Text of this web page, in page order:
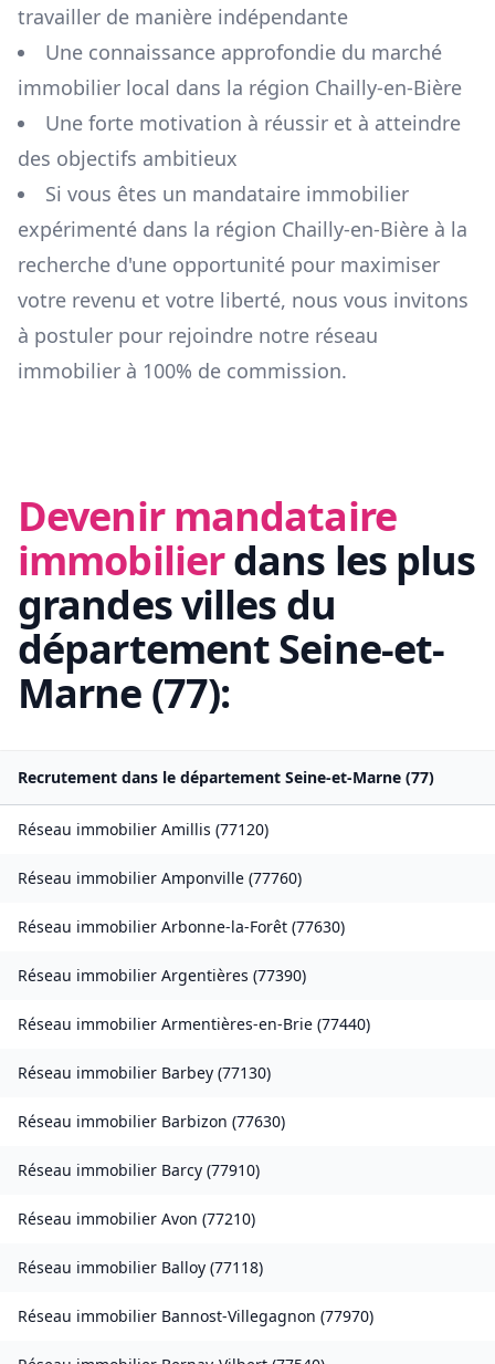
travailler de manière indépendante
Une connaissance approfondie du marché
immobilier local dans la région Chailly-en-Bière
Une forte motivation à réussir et à atteindre
des objectifs ambitieux
Si vous êtes un mandataire immobilier
expérimenté dans la région Chailly-en-Bière à la
recherche d'une opportunité pour maximiser
votre revenu et votre liberté, nous vous invitons
à postuler pour rejoindre notre réseau
immobilier à 100% de commission.
Devenir mandataire
immobilierdans les plus
grandes villes du
départementSeine-et-
Marne (77):
Recrutement dans le département Seine-et-Marne (77)
Réseau immobilier Amillis (77120)
Réseau immobilier Amponville (77760)
Réseau immobilier Arbonne-la-Forêt (77630)
Réseau immobilier Argentières (77390)
Réseau immobilier Armentières-en-Brie (77440)
Réseau immobilier Barbey (77130)
Réseau immobilier Barbizon (77630)
Réseau immobilier Barcy (77910)
Réseau immobilier Avon (77210)
Réseau immobilier Balloy (77118)
Réseau immobilier Bannost-Villegagnon (77970)